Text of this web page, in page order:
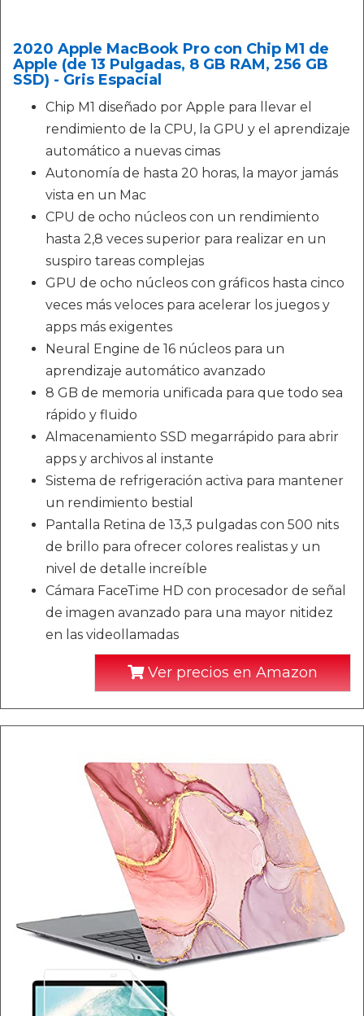
2020 Apple MacBook Pro con Chip M1 de
Apple (de 13 Pulgadas, 8 GB RAM, 256 GB
SSD) - Gris Espacial
Chip M1 diseñado por Apple para llevar el
rendimiento de la CPU, la GPU y el aprendizaje
automático a nuevas cimas
Autonomía de hasta 20 horas, la mayor jamás
vista en un Mac
CPU de ocho núcleos con un rendimiento
hasta 2,8 veces superior para realizar en un
suspiro tareas complejas
GPU de ocho núcleos con gráficos hasta cinco
veces más veloces para acelerar los juegos y
apps más exigentes
Neural Engine de 16 núcleos para un
aprendizaje automático avanzado
8 GB de memoria unificada para que todo sea
rápido y fluido
Almacenamiento SSD megarrápido para abrir
apps y archivos al instante
Sistema de refrigeración activa para mantener
un rendimiento bestial
Pantalla Retina de 13,3 pulgadas con 500 nits
de brillo para ofrecer colores realistas y un
nivel de detalle increíble
Cámara FaceTime HD con procesador de señal
de imagen avanzado para una mayor nitidez
en las videollamadas
Ver precios en Amazon